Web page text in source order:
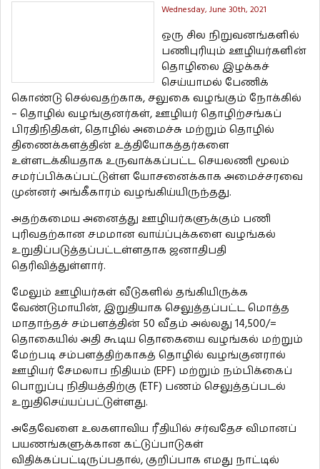
Wednesday, June 30th, 2021
ஒரு சில நிறுவனங்களில்
பணிபுரியும் ஊழியர்களின்
தொழிலை இழக்கச்
செய்யாமல் பேணிக்
கொண்டு செல்வதற்காக, சலுகை வழங்கும் நோக்கில்
– தொழில் வழங்குனர்கள், ஊழியர் தொழிற்சங்கப்
பிரதிநிதிகள், தொழில் அமைச்சு மற்றும் தொழில்
திணைக்களத்தின் உத்தியோகத்தர்களை
உள்ளடக்கியதாக உருவாக்கப்பட்ட செயலணி மூலம்
சமர்ப்பிக்கப்பட்டுள்ள யோசனைக்காக அமைச்சரவை
முன்னர் அங்கீகாரம் வழங்கிய்யிருந்தது.
அதற்கமைய அனைத்து ஊழியர்களுக்கும் பணி
புரிவதற்கான சமமான வாய்ப்புக்களை வழங்கல்
உறுதிப்படுத்தப்பட்டள்ளதாக ஜனாதிபதி
தெரிவித்துள்ளார்.
மேலும் ஊழியர்கள் வீடுகளில் தங்கியிருக்க
வேண்டுமாயின், இறுதியாக செலுத்தப்பட்ட மொத்த
மாதாந்தச் சம்பளத்தின் 50 வீதம் அல்லது 14,500/=
தொகையில் அதி கூடிய தொகையை வழங்கல் மற்றும்
மேற்படி சம்பளத்திற்காகத் தொழில் வழங்குனரால்
ஊழியர் சேமலாப நிதியம் (EPF) மற்றும் நம்பிக்கைப்
பொறுப்பு நிதியத்திற்கு (ETF) பணம் செலுத்தப்படல்
உறுதிசெய்யப்பட்டுள்ளது.
அதேவேளை உலகளாவிய ரீதியில் சர்வதேச விமானப்
பயணங்களுக்கான கட்டுப்பாடுகள்
விதிக்கப்பட்டிருப்பதால், குறிப்பாக எமது நாட்டில்